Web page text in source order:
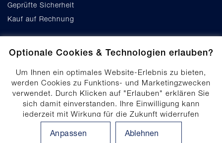
Optionale Cookies & Technologien erlauben?
Um Ihnen ein optimales Website-Erlebnis zu bieten,
werden Cookies zu Funktions- und Marketingzwecken
verwendet. Durch Klicken auf "Erlauben" erklären Sie
sich damit einverstanden. Ihre Einwilligung kann
jederzeit mit Wirkung für die Zukunft widerrufen
werden. Ihre Einwilligungs-Einstellungen können durch
Klicken auf "Anpassen" angepasst werden. Weitere
Anpassen Ablehnen
Geprüfte Sicherheit
Kauf auf Rechnung
Cookie-Einstellungen
Datenschutz
Produktsicherheit
Erklärung zur Barrierefreiheit